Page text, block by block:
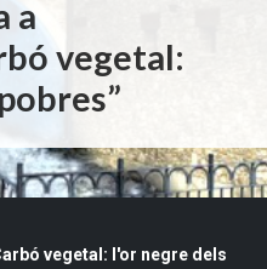
a
vegetal:
vegetal: l'or negre dels